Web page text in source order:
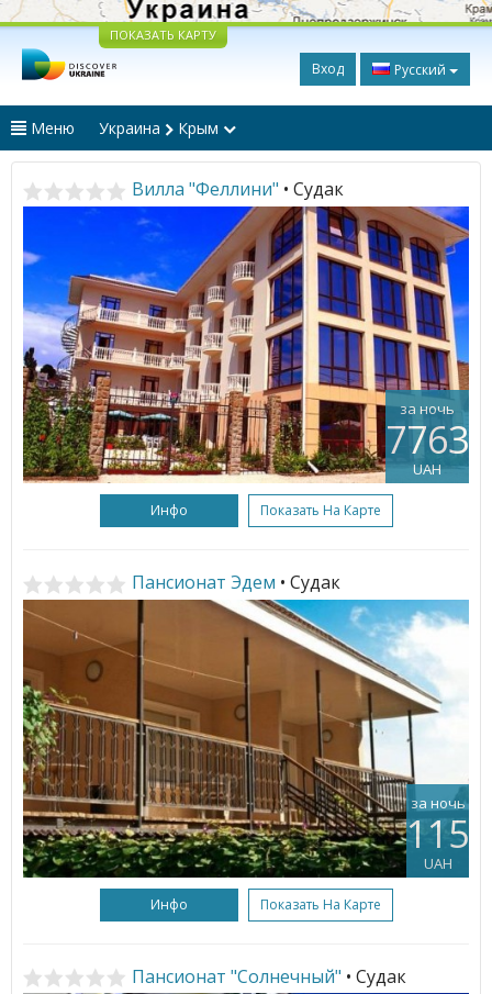
ПОКАЗАТЬ КАРТУ
Вход Русский
Меню Украина Крым
Вилла "Феллини" • Судак
за ночь
7763
UAH
Инфо Показать На Карте
Пансионат Эдем • Судак
за ночь
115
UAH
Инфо Показать На Карте
Пансионат "Солнечный" • Судак